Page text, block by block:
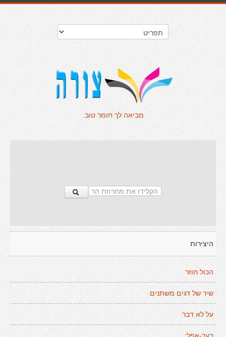
מביאה לך חומר טוב.
היצירות
הכול חוזר
שיר של דגים משתנים
על לא דבר